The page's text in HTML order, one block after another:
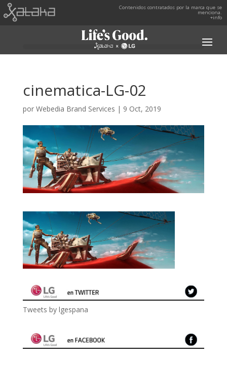
Contenidos contratados por la marca que se
menciona.
+info
cinematica-LG-02
por Webedia Brand Services | 9 Oct, 2019
Tweets by lgespana